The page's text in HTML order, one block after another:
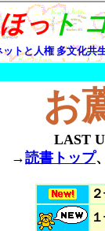
お
LAST
→読書トップ